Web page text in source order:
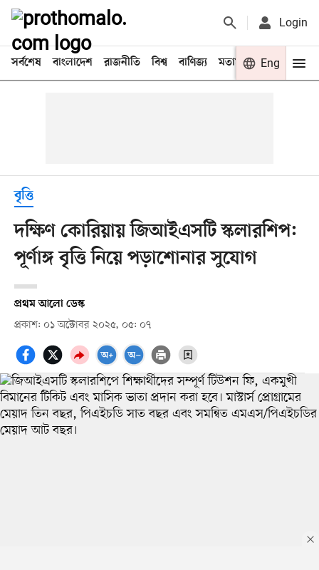
Login
সর্বশেষ বাংলাদেশ রাজনীতি বিশ্ব বাণিজ্য মতামত খেলা
Eng
বৃত্তি
দক্ষিণ কোরিয়ায় জিআইএসটি স্কলারশিপ:
পূর্ণাঙ্গ বৃত্তি নিয়ে পড়াশোনার সুযোগ
প্রথম আলো ডেস্ক
প্রকাশ: ০১ অক্টোবর ২০২৫, ০৫: ০৭